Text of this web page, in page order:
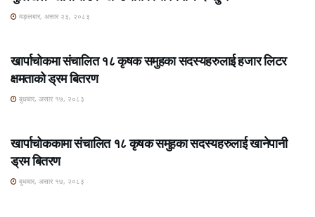
मङ्लबार, असार २३, २०८३
खार्पाचोकमा संचालित १८ कृषक समुहका सदस्यहरुलाई हजार लिटर
क्षमताको ड्रम बितरण
बुधबार, असार १७, २०८३
खार्पाचोककामा संचालित १८ कृषक समुहका सदस्यहरुलाई खानेपानी
ड्रम बितरण
बुधबार, असार १७, २०८३